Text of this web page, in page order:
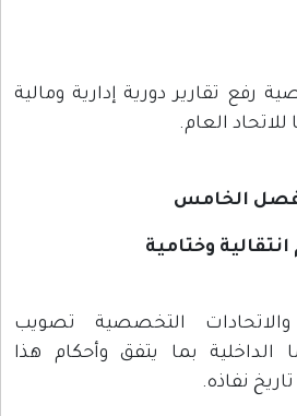
رفع تقارير دورية إدارية ومالية
العام.
الخامس
انتقالية وختامية
والاتحادات التخصصية تصويب
الداخلية بما يتفق وأحكام هذا
نفاذه.